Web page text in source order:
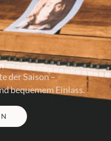
der Saison –
bequemem Einlass.